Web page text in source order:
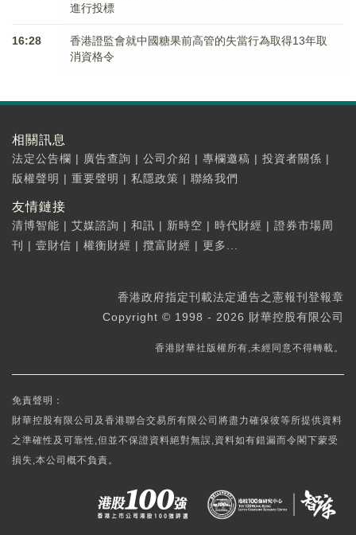
進行投標
16:28
香港證監會就中國糖果前高管的失當行為取得13年取
消資格令
相關訊息
法定公告欄 | 廣告查詢 | 公司介紹 | 專欄邀稿 | 投資者關係 |
版權聲明 | 重要聲明 | 私隱政策 | 聯絡我們
友情鏈接
清博智能 | 艾媒諮詢 | 和訊 | 新時空 | 時代財經 | 證券市場周
刊
| 壹財信 | 權衡財經 | 攬富財經 | 更多...
香港政府指定刊載法定通告之憲報刊登報章
Copyright © 1998 - 2026 財華控股有限公司
香港財華社版權所有,未經同意不得轉載。
免責聲明：
財華控股有限公司及香港聯合交易所有限公司將盡力確保彼等所提供資料
之準確性及可靠性,但並不保證資料絕對無誤,資料如有錯漏而令閣下蒙受
損失,本公司概不負責。